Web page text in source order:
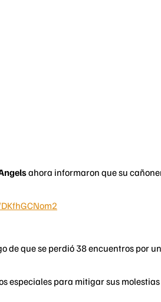
ahora informaron que su
de que se perdió 38 encuentros por
especiales para mitigar sus